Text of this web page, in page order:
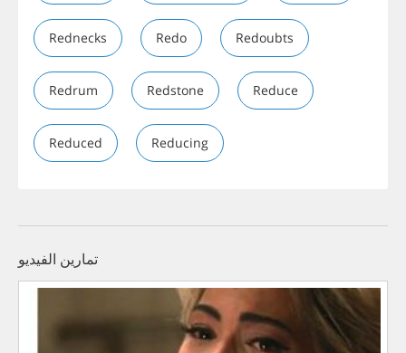
Rednecks Redo Redoubts
Redrum Redstone Reduce
Reduced Reducing
تمارين الفيديو